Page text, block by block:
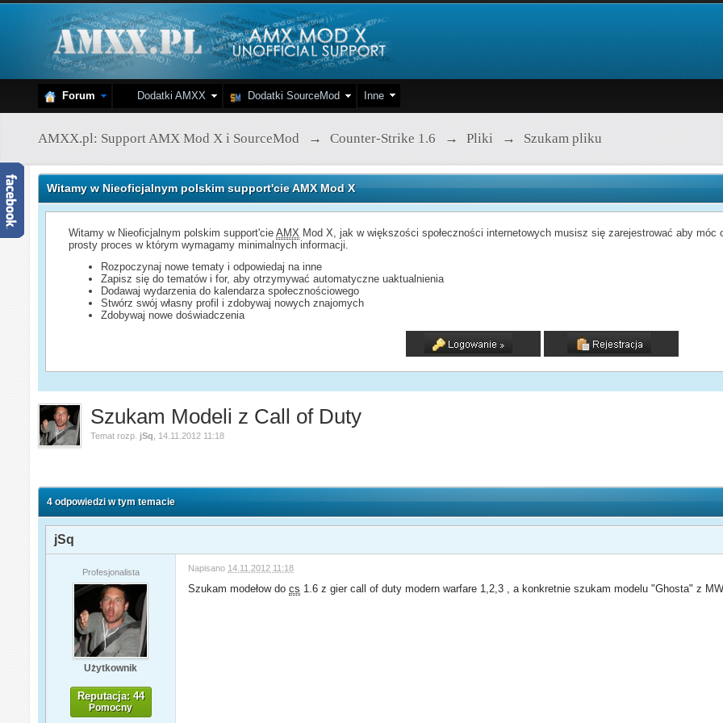
Forum Dodatki AMXX Dodatki SourceMod Inne
AMXX.pl: Support AMX Mod X i SourceMod → Counter-Strike 1.6 → Pliki → Szukam pliku
Witamy w Nieoficjalnym polskim support'cie AMX Mod X
Witamy w Nieoficjalnym polskim support'cieAMX Mod X, jak w większości społeczności internetowych musisz się zarejestrować aby
prosty proces w którym wymagamy minimalnych informacji.
Rozpoczynaj nowe tematy i odpowiedaj na inne
Zapisz się do tematów i for, aby otrzymywać automatyczne uaktualnienia
Dodawaj wydarzenia do kalendarza społecznościowego
Stwórz swój własny profil i zdobywaj nowych znajomych
Zdobywaj nowe doświadczenia
Szukam Modeli z Call of Duty
Temat rozp. jSq 14.11.2012 11:18
4 odpowiedzi w tym temacie
jSq
Profesjonalista
Użytkownik
Reputacja: 44
Pomocny
Napisano 14.11.2012 11:18
Szukam modełow docs 1.6 z gier call of duty modern warfare 1,2,3 , a konkretnie szukam modelu "Ghosta" z